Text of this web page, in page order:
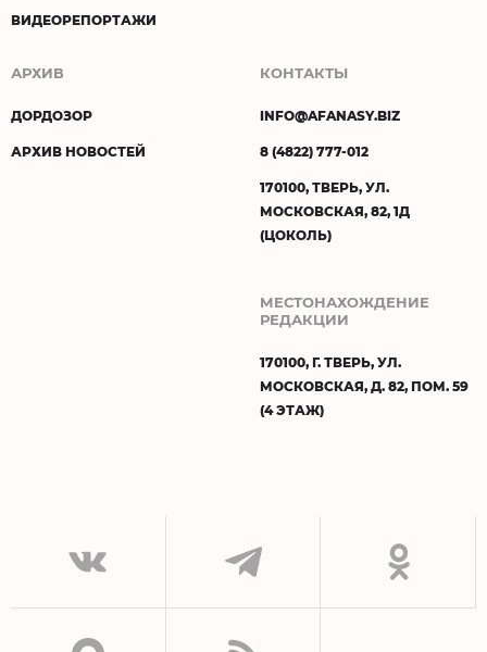
ВИДЕОРЕПОРТАЖИ
АРХИВ
ДОРДОЗОР
АРХИВ НОВОСТЕЙ
КОНТАКТЫ
INFO@AFANASY.BIZ
8 (4822) 777-012
170100, ТВЕРЬ, УЛ.
МОСКОВСКАЯ, 82, 1Д
(ЦОКОЛЬ)
МЕСТОНАХОЖДЕНИЕ
РЕДАКЦИИ
170100, Г. ТВЕРЬ, УЛ.
МОСКОВСКАЯ, Д. 82, ПОМ. 59
(4 ЭТАЖ)